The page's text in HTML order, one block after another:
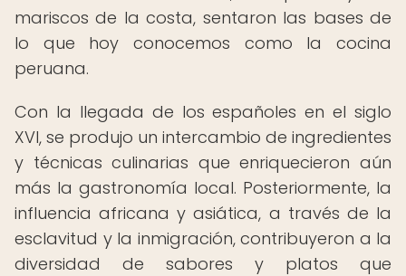
mariscos de la costa, sentaron las bases de
lo que hoy conocemos como la cocina
peruana.
Con la llegada de los españoles en el siglo
XVI, se produjo un intercambio de ingredientes
y técnicas culinarias que enriquecieron aún
más la gastronomía local. Posteriormente, la
influencia africana y asiática, a través de la
esclavitud y la inmigración, contribuyeron a la
diversidad de sabores y platos que